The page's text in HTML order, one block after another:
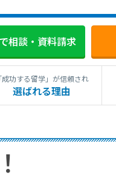
相談・資料請求
「成功する留学」が信頼され
選ばれる理由